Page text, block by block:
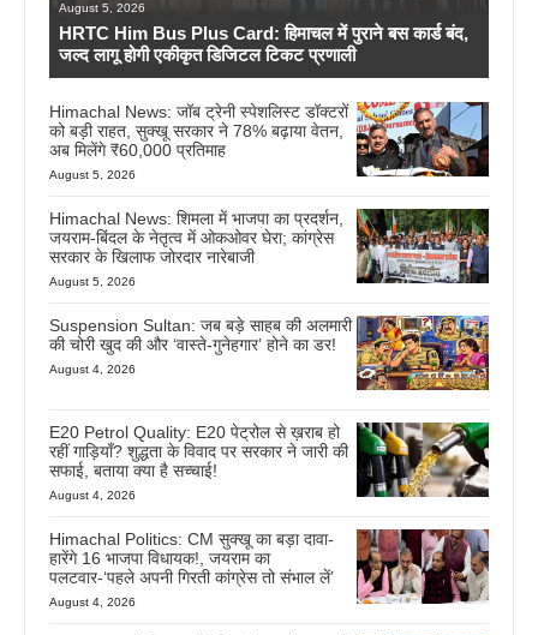
August 5, 2026
HRTC Him Bus Plus Card: हिमाचल में पुराने बस कार्ड बंद,
जल्द लागू होगी एकीकृत डिजिटल टिकट प्रणाली
Himachal News: जॉब ट्रेनी स्पेशलिस्ट डॉक्टरों
को बड़ी राहत, सुक्खू सरकार ने 78% बढ़ाया वेतन,
अब मिलेंगे ₹60,000 प्रतिमाह
August 5, 2026
Himachal News: शिमला में भाजपा का प्रदर्शन,
जयराम-बिंदल के नेतृत्व में ओकओवर घेरा; कांग्रेस
सरकार के खिलाफ जोरदार नारेबाजी
August 5, 2026
Suspension Sultan: जब बड़े साहब की अलमारी
की चोरी खुद की और ‘वास्ते-गुनेहगार’ होने का डर!
August 4, 2026
E20 Petrol Quality: E20 पेट्रोल से ख़राब हो
रहीं गाड़ियाँ? शुद्धता के विवाद पर सरकार ने जारी की
सफाई, बताया क्या है सच्चाई!
August 4, 2026
Himachal Politics: CM सुक्खू का बड़ा दावा-
हारेंगे 16 भाजपा विधायक!, जयराम का
पलटवार-‘पहले अपनी गिरती कांग्रेस तो संभाल लें’
August 4, 2026